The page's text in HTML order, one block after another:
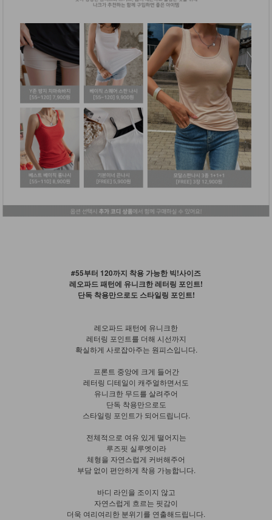
#55부터 120까지 착용 가능한 빅!사이즈
레오파드 패턴에 유니크한 레터링 포인트!
단독 착용만으로도 스타일링 포인트!
레오파드 패턴에 유니크한
레터링 포인트를 더해 시선까지
확실하게 사로잡아주는 원피스입니다.
프론트 중앙에 크게 들어간
레터링 디테일이 캐주얼하면서도
유니크한 무드를 살려주어
단독 착용만으로도
스타일링 포인트가 되어드립니다.
전체적으로 여유 있게 떨어지는
루즈핏 실루엣이라
체형을 자연스럽게 커버해주어
부담 없이 편안하게 착용 가능합니다.
바디 라인을 조이지 않고
자연스럽게 흐르는 핏감이
더욱 여리여리한 분위기를 연출해드립니다.